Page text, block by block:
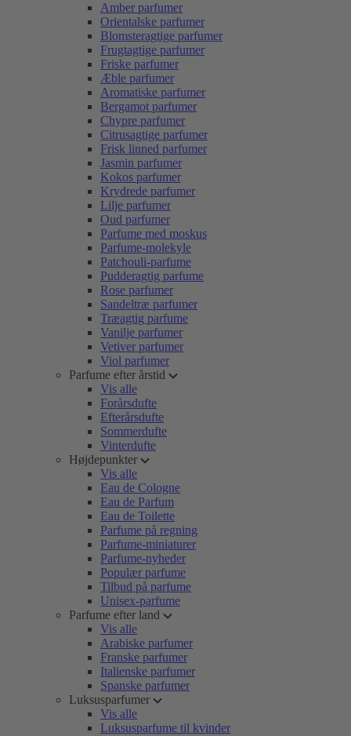
Amber parfumer
Orientalske parfumer
Blomsteragtige parfumer
Frugtagtige parfumer
Friske parfumer
Æble parfumer
Aromatiske parfumer
Bergamot parfumer
Chypre parfumer
Citrusagtige parfumer
Frisk linned parfumer
Jasmin parfumer
Kokos parfumer
Krydrede parfumer
Lilje parfumer
Oud parfumer
Parfume med moskus
Parfume-molekyle
Patchouli-parfume
Pudderagtig parfume
Rose parfumer
Sandeltræ parfumer
Træagtig parfume
Vanilje parfumer
Vetiver parfumer
Viol parfumer
Parfume efter årstid
Vis alle
Forårsdufte
Efterårsdufte
Sommerdufte
Vinterdufte
Højdepunkter
Vis alle
Eau de Cologne
Eau de Parfum
Eau de Toilette
Parfume på regning
Parfume-miniaturer
Parfume-nyheder
Populær parfume
Tilbud på parfume
Unisex-parfume
Parfume efter land
Vis alle
Arabiske parfumer
Franske parfumer
Italienske parfumer
Spanske parfumer
Luksusparfumer
Vis alle
Luksusparfume til kvinder